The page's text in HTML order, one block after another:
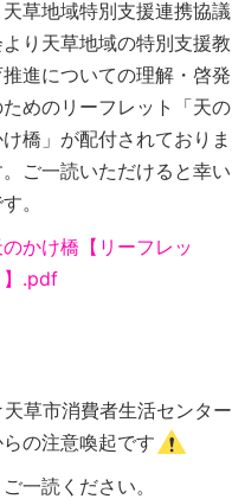
草地域特別支援連携協議
り天草地域の特別支援教
進についての理解・啓発
めのリーフレット「天の
橋」が配付されておりま
ご一読いただけると幸い
。
のかけ橋【リーフレッ
】.pdf
草市消費者生活センター
の注意喚起です
一読ください。